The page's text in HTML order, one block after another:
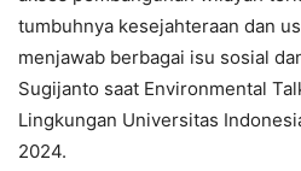
tumbuhnya kesejahteraan dan
menjawab berbagai isu sosial
Sugijanto saat Environmental
Lingkungan Universitas
2024.